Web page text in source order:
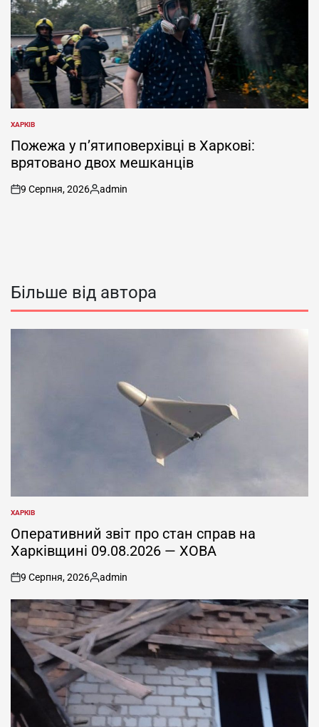
ОПУБЛІКУВАТИ
У
ХАРКІВ
Пожежа у п’ятиповерхівці в Харкові:
врятовано двох мешканців
on
9 Серпня, 2026
Опубліковано
admin
Більше від автора
ОПУБЛІКУВАТИ
У
ХАРКІВ
Оперативний звіт про стан справ на
Харківщині 09.08.2026 — ХОВА
on
9 Серпня, 2026
Опубліковано
admin